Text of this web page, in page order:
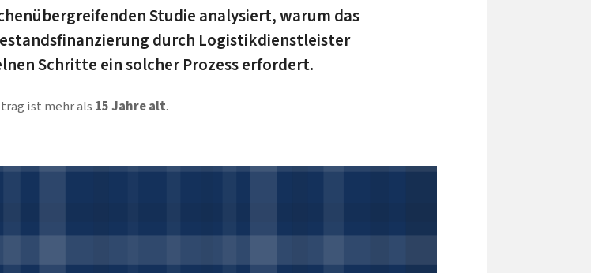
Studie analysiert, warum das
durch Logistikdienstleister
Schritte ein solcher Prozess erfordert.
ist mehr als 15 Jahre alt.